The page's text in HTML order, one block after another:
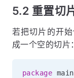
5.2 重置切
若把切片的开
成一个空的切片：
package main